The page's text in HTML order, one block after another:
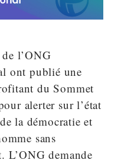
l’ONG
ont publié une
du Sommet
alerter sur l’état
la démocratie et
sans
L’ONG demande